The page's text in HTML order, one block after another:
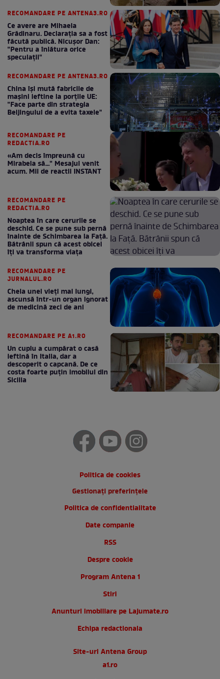
RECOMANDARE PE ANTENA3.RO
Ce avere are Mihaela
Grădinaru. Declarația sa a fost
făcută publică. Nicușor Dan:
"Pentru a înlătura orice
speculații"
RECOMANDARE PE ANTENA3.RO
China își mută fabricile de
mașini ieftine la porțile UE:
"Face parte din strategia
Beijingului de a evita taxele"
RECOMANDARE PE
REDACTIA.RO
«Am decis împreună cu
Mirabela să..." Mesajul venit
acum. Mii de reactii INSTANT
RECOMANDARE PE
REDACTIA.RO
Noaptea în care cerurile se
deschid. Ce se pune sub pernă
înainte de Schimbarea la Față.
Bătrânii spun că acest obicei
îți va transforma viața
RECOMANDARE PE
JURNALUL.RO
Cheia unei vieți mai lungi,
ascunsă într-un organ ignorat
de medicină zeci de ani
RECOMANDARE PE A1.RO
Un cuplu a cumpărat o casă
ieftină în Italia, dar a
descoperit o capcană. De ce
costa foarte puțin imobilul din
Sicilia
Politica de cookies
Gestionați preferințele
Politica de confidentialitate
Date companie
RSS
Despre cookie
Program Antena 1
Stiri
Anunturi imobiliare pe Lajumate.ro
Echipa redactionala
Site-uri Antena Group
a1.ro